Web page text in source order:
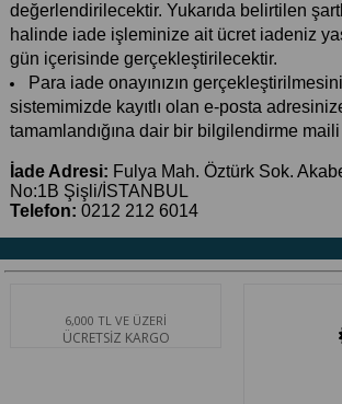
değerlendirilecektir. Yukarıda belirtilen
halinde iade işleminize ait ücret iadeniz
gün içerisinde gerçekleştirilecektir.
Para iade onayınızın
sistemimizde kayıtlı olan e-posta
tamamlandığına dair bir bilgilendirme
İade Adresi: Fulya Mah. Öztürk Sok.
No:1B Şişli/İSTANBUL
Telefon: 0212 212 6014
6,000 TL VE ÜZERİ
ÜCRETSİZ KARGO